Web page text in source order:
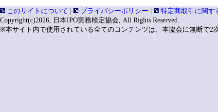
（４）」を掲載しました。
会員専用ページの「上場企業の開
報、計算書類からIFRSまで」に「令
売を開始しました。
2025年3月期を試験対象基準期とする
このサイトについて プライバシーポリシー
特定商取引に関す
Copyright(c)2026, 日本IPO実務検定協会, All Rights Reserved.
※本サイト内で使用されている全てのコンテンツは、本協会に無断で2